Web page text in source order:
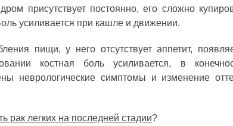
присутствует постоянно, его сложно
усиливается при кашле и движении.
пищи, у него отсутствует аппетит,
костная боль усиливается, в
неврологические симптомы и изменение
рак легких на последней стадии?